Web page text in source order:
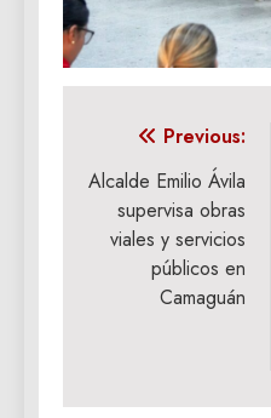
Navegación
de
entradas
Previous:
Alcalde Emilio Ávila
supervisa obras
viales y servicios
públicos en
Camaguán